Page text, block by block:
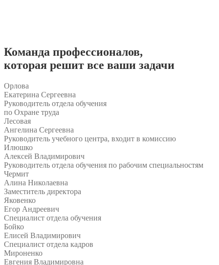
Команда профессионалов,
которая решит все ваши задачи
Орлова
Екатерина Сергеевна
Руководитель отдела обучения
по Охране труда
Лесовая
Ангелина Сергеевна
Руководитель учебного центра, входит в комиссию
Илюшко
Алексей Владимирович
Руководитель отдела обучения по рабочим специальностям
Чермит
Алина Николаевна
Заместитель директора
Яковенко
Егор Андреевич
Специалист отдела обучения
Бойко
Елисей Владимирович
Специалист отдела кадров
Мироненко
Евгения Владимировна